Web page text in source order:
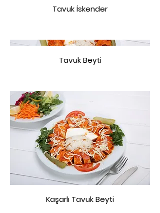
Tavuk İskender
Tavuk Beyti
Kaşarlı Tavuk Beyti